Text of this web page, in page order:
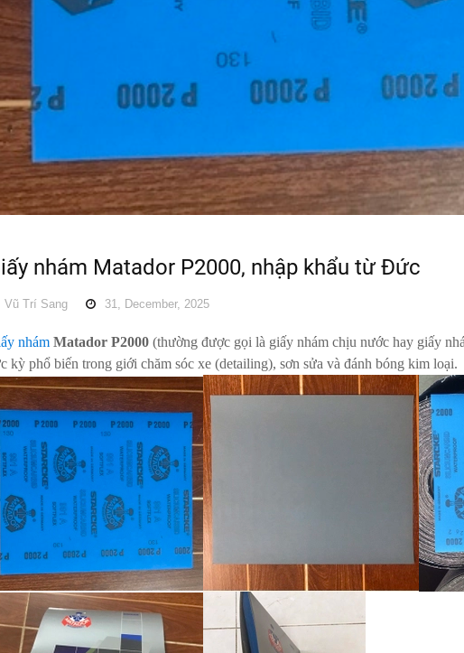
nhám Matador P2000, nhập khẩu từ Đức
Vũ Trí Sang 31, December, 2025
nhám Matador P2000 (thường được gọi là giấy nhám chịu nước hay giấy
kỳ phổ biến trong giới chăm sóc xe (detailing), sơn sửa và đánh bóng kim loại.